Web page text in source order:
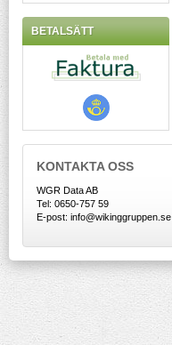
BETALSÄTT
KONTAKTA OSS
WGR Data AB
Tel: 0650-757 59
E-post: info@wikinggruppen.se